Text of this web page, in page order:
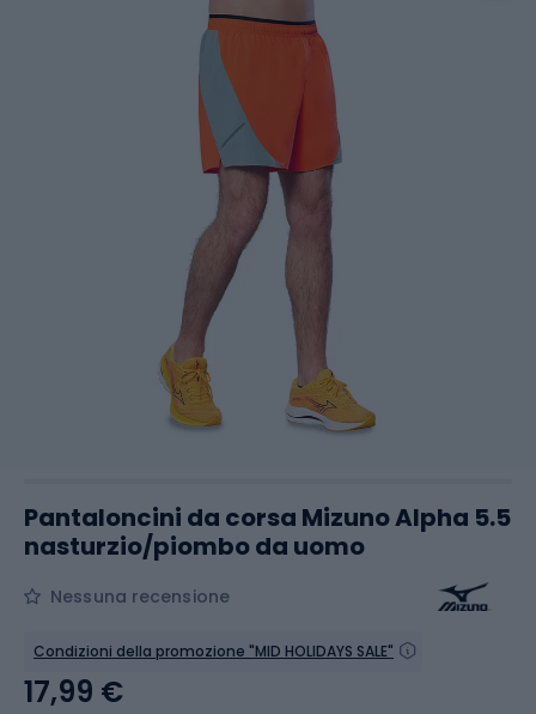
Pantaloncini da corsa Mizuno Alpha 5.5
nasturzio/piombo da uomo
Nessuna recensione
Condizioni della promozione "MID HOLIDAYS SALE"
17,99 €